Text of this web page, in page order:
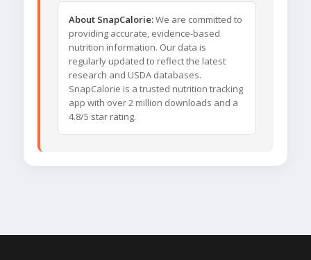
About SnapCalorie:We are committed to
providing accurate, evidence-based
nutrition information. Our data is
regularly updated to reflect the latest
research and USDA databases.
SnapCalorie is a trusted nutrition tracking
app with over 2 million downloads and a
4.8/5 star rating.